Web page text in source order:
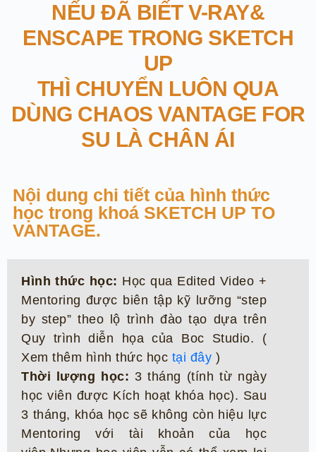
NẾU ĐÃ BIẾT V-RAY&
ENSCAPE TRONG SKETCH
UP
THÌ CHUYỂN LUÔN QUA
DÙNG CHAOS VANTAGE FOR
SU LÀ CHÂN ÁI
Nội dung chi tiết của hình thức
học trong khoá SKETCH UP TO
VANTAGE.
Hình thức học: Học qua Edited Video +
Mentoring được biên tập kỹ lưỡng “step
by step” theo lộ trình đào tạo dựa trên
Quy trình diễn họa của Boc Studio. (
Xem thêm hình thức học tại đây )
Thời lượng học: 3 tháng (tính từ ngày
học viên được Kích hoạt khóa học). Sau
3 tháng, khóa học sẽ không còn hiệu lực
Mentoring với tài khoản của học